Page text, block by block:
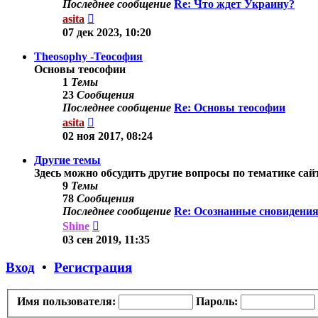
Последнее сообщение Re: Что ждет Украину?
asita
к
сообщению
07 дек 2023, 10:20
Theosophy -Теософия
Основы теософии
1 Темы
23 Сообщения
Последнее сообщение Re: Основы теософии
asita
к
сообщению
02 ноя 2017, 08:24
Другие темы
Здесь можно обсудить другие вопросы по тематике
9 Темы
78 Сообщения
Последнее сообщение Re: Осознанные
Shine
к
03 сен 2019, 11:35
Вход • Регистрация
Имя пользователя: Пароль: